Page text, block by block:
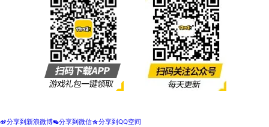
t分享到新浪微博w分享到微信z分享到QQ空间